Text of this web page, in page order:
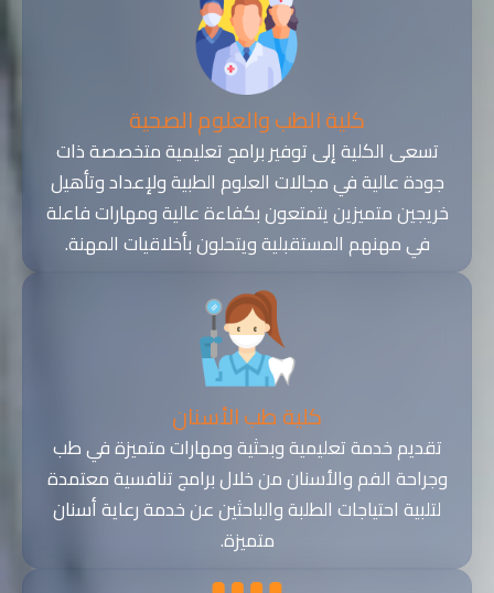
كلية الطب والعلوم الصحية
تسعى الكلية إلى توفير برامج تعليمية متخصصة ذات
جودة عالية في مجالات العلوم الطبية ولإعداد وتأهيل
خريجين متميزين يتمتعون بكفاءة عالية ومهارات فاعلة
في مهنهم المستقبلية ويتحلون بأخلاقيات المهنة.
كلية طب الأسنان
تقديم خدمة تعليمية وبحثية ومهارات متميزة في طب
وجراحة الفم والأسنان من خلال برامج تنافسية معتمدة
لتلبية احتياجات الطلبة والباحثين عن خدمة رعاية أسنان
متميزة.